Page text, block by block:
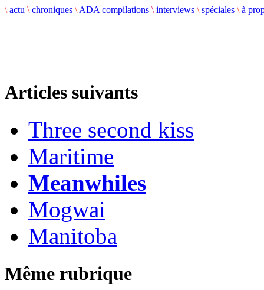
\ actu \ chroniques \ ADA compilations \ interviews \ spéciales \ à
Articles suivants
Three second kiss
Maritime
Meanwhiles
Mogwai
Manitoba
Même rubrique